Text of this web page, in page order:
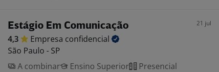
Estágio Em Comunicação 21 jul
4,3 Empresa confidencial
São Paulo - SP
A combinar
Ensino Superior Presencial